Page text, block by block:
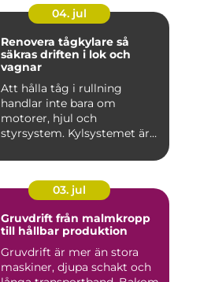
04. jul
Renovera tågkylare så
säkras driften i lok och
vagnar
Att hålla tåg i rullning
handlar inte bara om
motorer, hjul och
styrsystem. Kylsystemet är
03. jul
Gruvdrift från malmkropp
till hållbar produktion
Gruvdrift är mer än stora
maskiner, djupa schakt och